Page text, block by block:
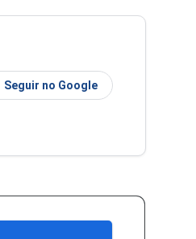
Seguir no Google